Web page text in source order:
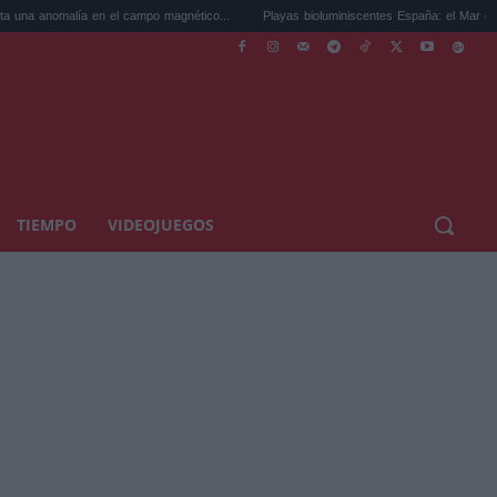
en el campo magnético... Playas bioluminiscentes España: el Mar de Ardora y...
TIEMPO VIDEOJUEGOS